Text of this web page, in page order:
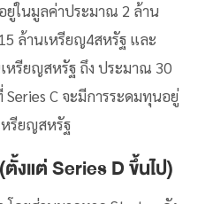
ยู่ในมูลค่าประมาณ 2 ล้าน
ล้านเหรียญ4สหรัฐ และ
หรียญสหรัฐ ถึง ประมาณ 30
C จะมีการระดมทุนอยู่
รียญสหรัฐ
งแต่ Series D ขึ้นไป)